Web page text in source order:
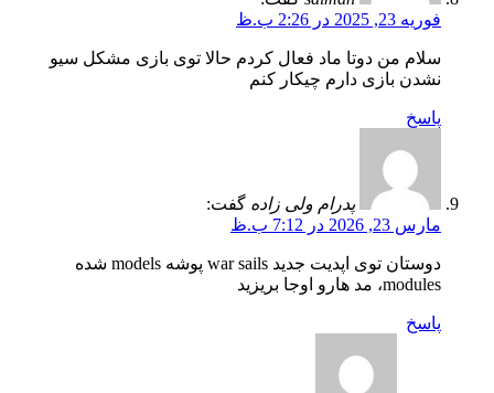
فوریه 23, 2025 در 2:26 ب.ظ
سلام من دوتا ماد فعال کردم حالا توی بازی مشکل سیو
نشدن بازی دارم چیکار کنم
پاسخ
پدرام ولی زاده گفت:
مارس 23, 2026 در 7:12 ب.ظ
دوستان توی اپدیت جدید war sails پوشه models شده
modules، مد هارو اوجا بریزید
پاسخ